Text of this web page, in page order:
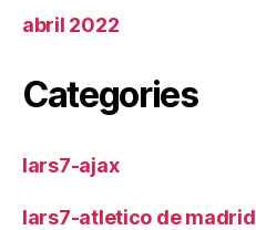
abril 2022
Categories
lars7-ajax
lars7-atletico de madrid